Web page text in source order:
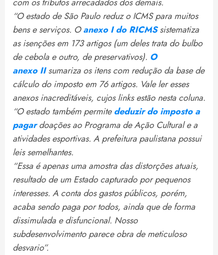
com os tributos arrecadados dos demais.
“O estado de São Paulo reduz o ICMS para muitos
bens e serviços. Oanexo I doRICMSsistematiza
as isenções em 173 artigos (um deles trata do bulbo
de cebola e outro, de preservativos). O
anexoIIsumariza os itens com redução da base de
cálculo do imposto em 76 artigos. Vale ler esses
anexos inacreditáveis, cujos links estão nesta coluna.
“O estado também permitededuzir do imposto a
pagardoações ao Programa de Ação Cultural e a
atividades esportivas. A prefeitura paulistana possui
leis semelhantes.
“Essa é apenas uma amostra das distorções atuais,
resultado de um Estado capturado por pequenos
interesses. A conta dos gastos públicos, porém,
acaba sendo paga por todos, ainda que de forma
dissimulada e disfuncional. Nosso
subdesenvolvimento parece obra de meticuloso
desvario”.